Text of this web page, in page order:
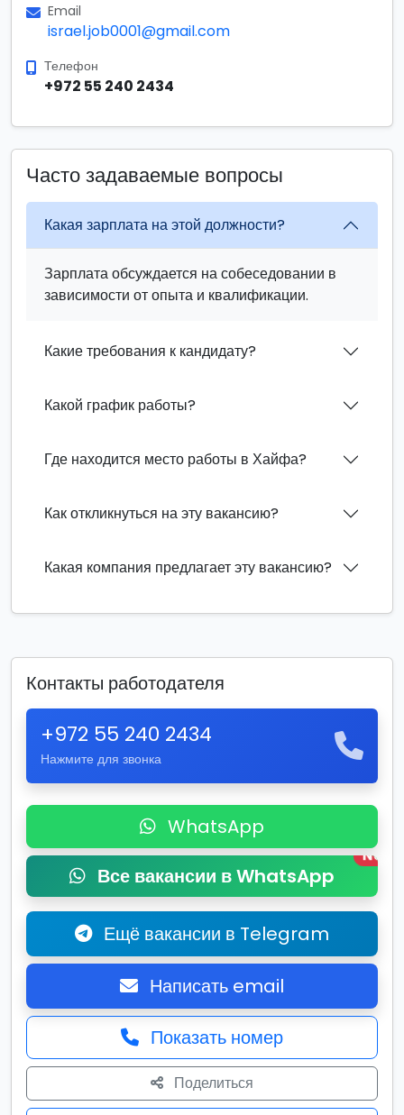
Email
israel.job0001@gmail.com
Телефон
+972 55 240 2434
Часто задаваемые вопросы
Какая зарплата на этой должности?
Зарплата обсуждается на собеседовании в
зависимости от опыта и квалификации.
Какие требования к кандидату?
Какой график работы?
Где находится место работы в Хайфа?
Как откликнуться на эту вакансию?
Какая компания предлагает эту вакансию?
Контакты работодателя
+972 55 240 2434
Нажмите для звонка
WhatsApp
Все вакансии в WhatsApp
New
Ещё вакансии в Telegram
Написать email
Показать номер
Поделиться